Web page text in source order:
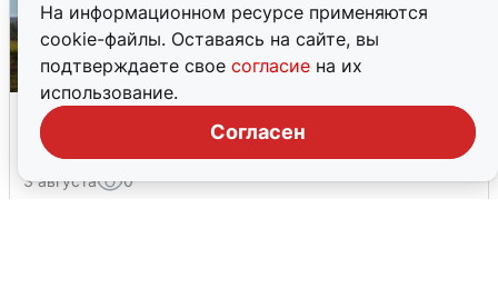
На информационном ресурсе применяются
cookie-файлы. Оставаясь на сайте, вы
подтверждаете свое согласие на их
использование.
Согласен
Над ХМАО впервые сбили
беспилотники
3 августа 0